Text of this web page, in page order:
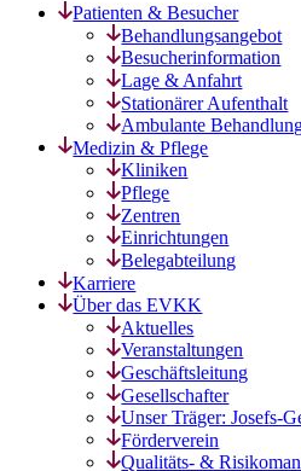
Patienten & Besucher
Behandlungsangebot
Besucherinformation
Lage & Anfahrt
Stationärer Aufenthalt
Ambulante
Medizin & Pflege
Kliniken
Pflege
Zentren
Einrichtungen
Belegabteilung
Karriere
Über das EVKK
Aktuelles
Veranstaltungen
Geschäftsleitung
Gesellschafter
Unser Träger: Josefs-
Förderverein
Qualitäts- &